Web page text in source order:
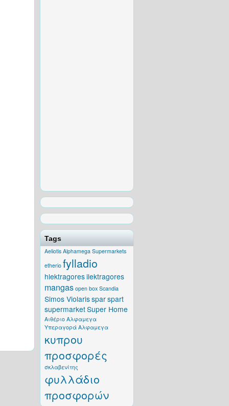
Tags
Aeliotis Alphamega Supermarkets
etherio fylladio
hlektragoresilektragores
mangas open box Scandia
Simos Violarissparspart
supermarketSuper Home
Αιθέριο Αλφαμεγα
Υπεραγορά Αλφαμεγα
κυπρου
προσφορές
σκλαβενίτης
φυλλάδιο
προσφορών